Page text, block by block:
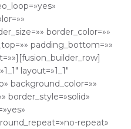
border_color=»»
padding_bottom=»»
layout=»1_1″
background_color=»»
border_style=»solid»
repeat»